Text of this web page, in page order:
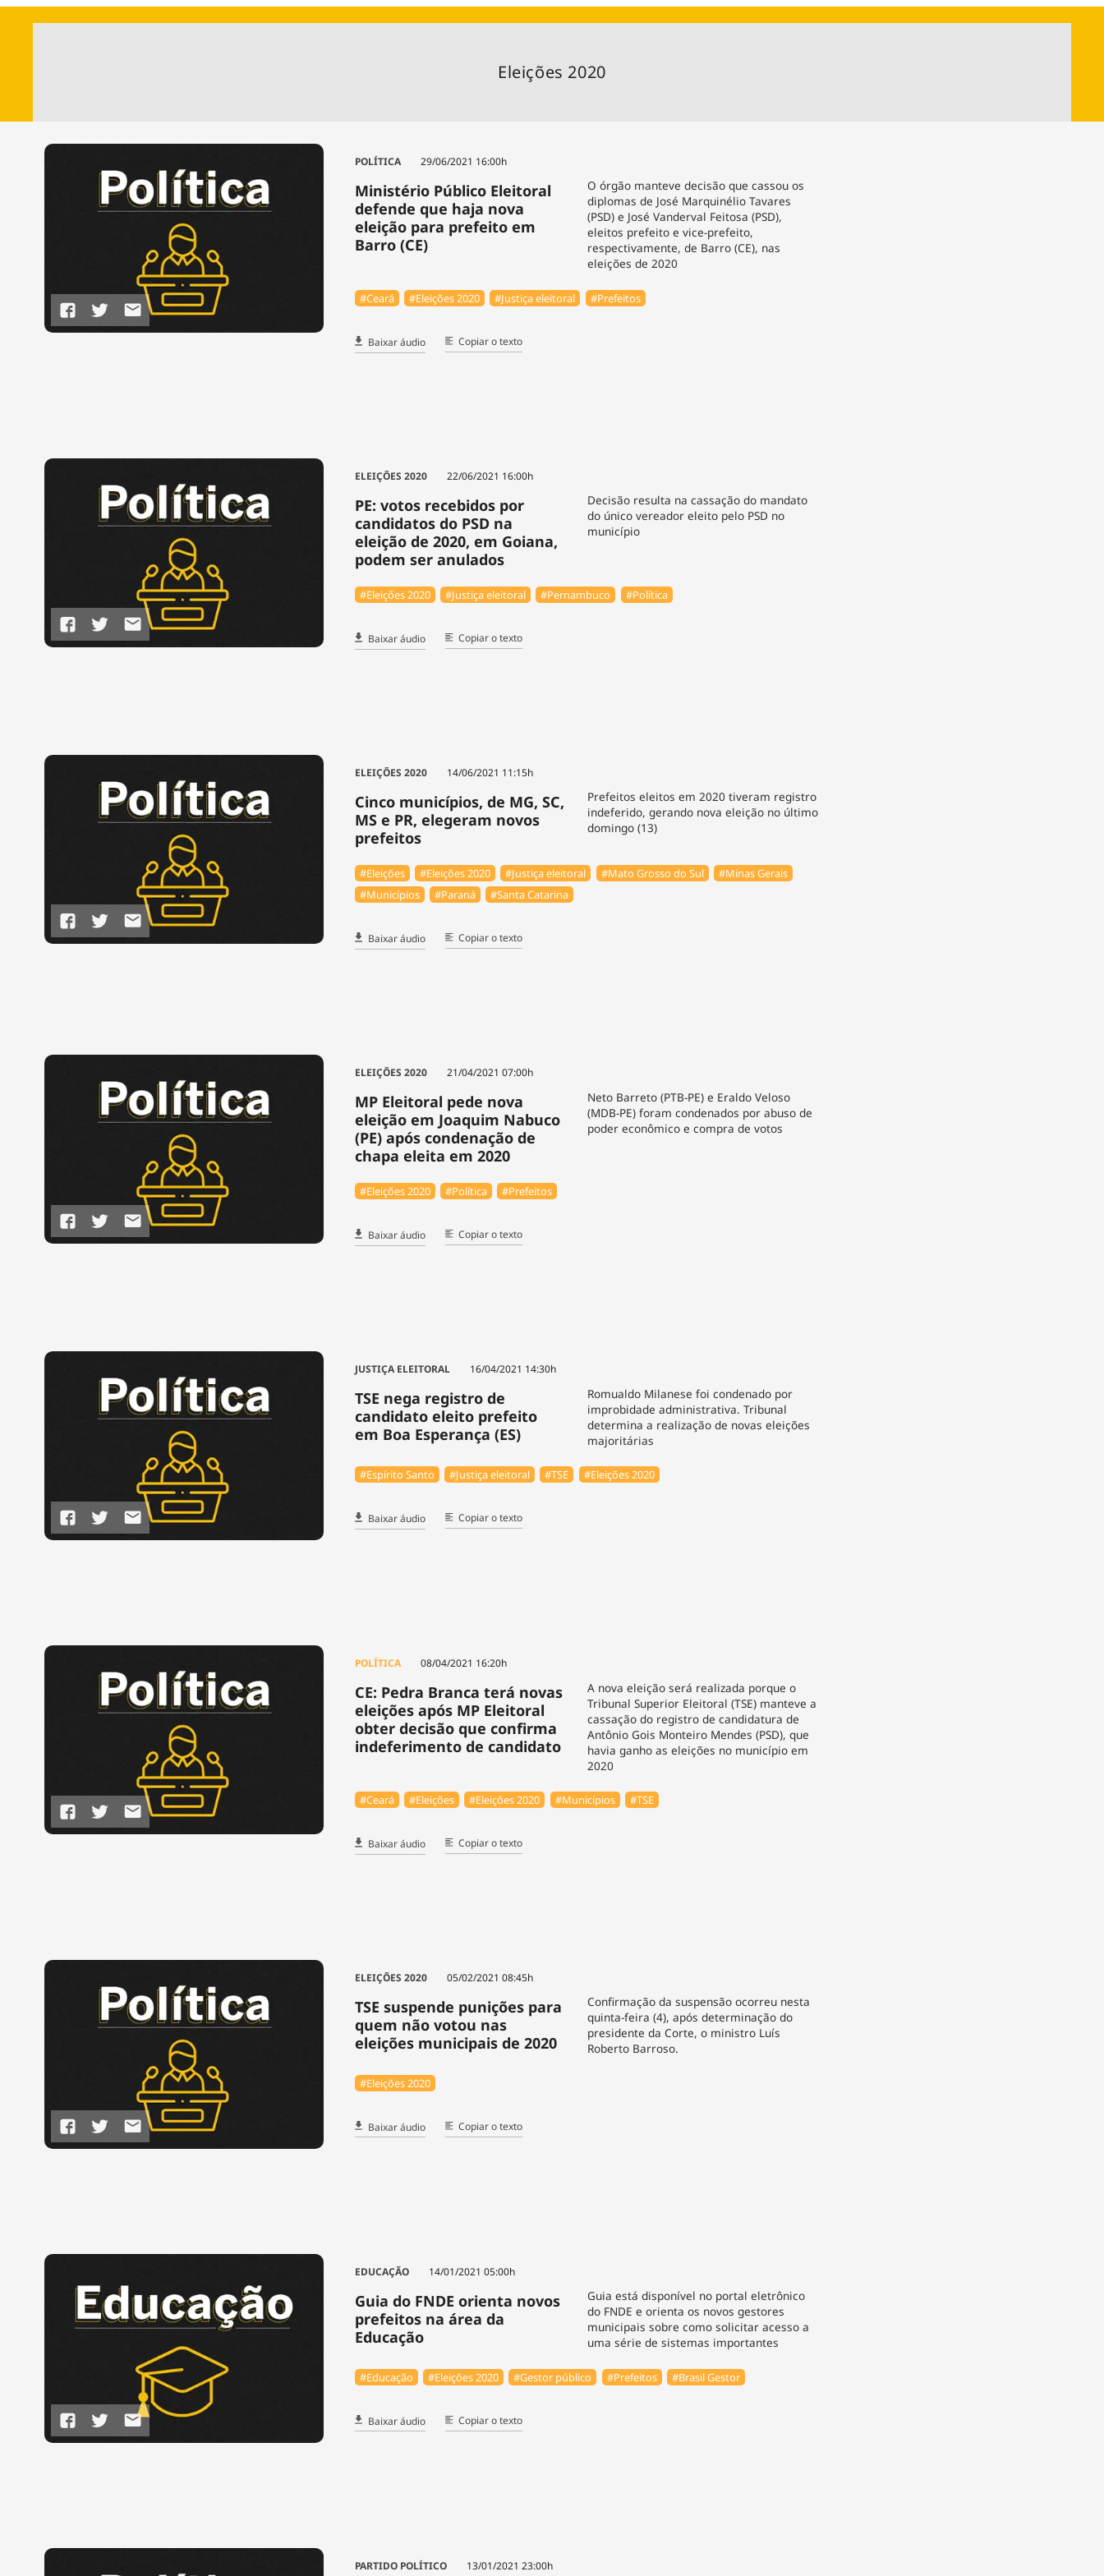
Eleições 2020
POLÍTICA 29/06/2021 16:00h
Ministério Público Eleitoral
defende que haja nova
eleição para prefeito em
Barro (CE)
O órgão manteve decisão que cassou os
diplomas de José Marquinélio Tavares
(PSD) e José Vanderval Feitosa (PSD),
eleitos prefeito e vice-prefeito,
respectivamente, de Barro (CE), nas
eleições de 2020
#Ceará #Eleições 2020 #Justiça eleitoral #Prefeitos
Baixar áudio Copiar o texto
ELEIÇÕES 2020 22/06/2021 16:00h
PE: votos recebidos por
candidatos do PSD na
eleição de 2020, em Goiana,
podem ser anulados
Decisão resulta na cassação do mandato
do único vereador eleito pelo PSD no
município
#Eleições 2020 #Justiça eleitoral #Pernambuco #Política
Baixar áudio Copiar o texto
ELEIÇÕES 2020 14/06/2021 11:15h
Cinco municípios, de MG, SC,
MS e PR, elegeram novos
prefeitos
Prefeitos eleitos em 2020 tiveram registro
indeferido, gerando nova eleição no último
domingo (13)
#Eleições #Eleições 2020 #Justiça eleitoral #Mato Grosso do Sul
#Minas Gerais
#Municípios
#Paraná #Santa Catarina
Baixar áudio Copiar o texto
ELEIÇÕES 2020 21/04/2021 07:00h
MP Eleitoral pede nova
eleição em Joaquim Nabuco
(PE) após condenação de
chapa eleita em 2020
Neto Barreto (PTB-PE) e Eraldo Veloso
(MDB-PE) foram condenados por abuso de
poder econômico e compra de votos
#Eleições 2020 #Política #Prefeitos
Baixar áudio Copiar o texto
JUSTIÇA ELEITORAL 16/04/2021 14:30h
TSE nega registro de
candidato eleito prefeito
em Boa Esperança (ES)
Romualdo Milanese foi condenado por
improbidade administrativa. Tribunal
determina a realização de novas eleições
majoritárias
#Espírito Santo #Justiça eleitoral #TSE #Eleições 2020
Baixar áudio Copiar o texto
POLÍTICA 08/04/2021 16:20h
CE: Pedra Branca terá novas
eleições após MP Eleitoral
obter decisão que confirma
indeferimento de candidato
A nova eleição será realizada porque o
Tribunal Superior Eleitoral (TSE) manteve a
cassação do registro de candidatura de
Antônio Gois Monteiro Mendes (PSD), que
havia ganho as eleições no município em
2020
#Ceará #Eleições #Eleições 2020 #Municípios #TSE
Baixar áudio Copiar o texto
ELEIÇÕES 2020 05/02/2021 08:45h
TSE suspende punições para
quem não votou nas
eleições municipais de 2020
Confirmação da suspensão ocorreu nesta
quinta-feira (4), após determinação do
presidente da Corte, o ministro Luís
Roberto Barroso.
#Eleições 2020
Baixar áudio Copiar o texto
EDUCAÇÃO 14/01/2021 05:00h
Guia do FNDE orienta novos
prefeitos na área da
Educação
Guia está disponível no portal eletrônico
do FNDE e orienta os novos gestores
municipais sobre como solicitar acesso a
uma série de sistemas importantes
#Educação #Eleições 2020 #Gestor público #Prefeitos #Brasil Gestor
Baixar áudio Copiar o texto
PARTIDO POLÍTICO 13/01/2021 23:00h